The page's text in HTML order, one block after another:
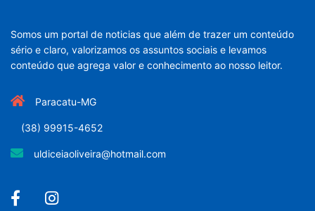
Somos um portal de noticias que além de trazer um conteúdo
sério e claro, valorizamos os assuntos sociais e levamos
conteúdo que agrega valor e conhecimento ao nosso leitor.
Paracatu-MG
(38) 99915-4652
uldiceiaoliveira@hotmail.com